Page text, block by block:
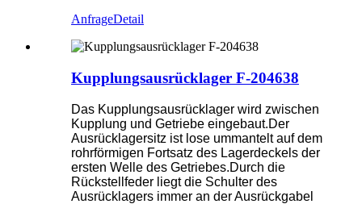
AnfrageDetail
Kupplungsausrücklager F-204638
Das Kupplungsausrücklager wird zwischen
Kupplung und Getriebe eingebaut.Der
Ausrücklagersitz ist lose ummantelt auf dem
rohrförmigen Fortsatz des Lagerdeckels der
ersten Welle des Getriebes.Durch die
Rückstellfeder liegt die Schulter des
Ausrücklagers immer an der Ausrückgabel